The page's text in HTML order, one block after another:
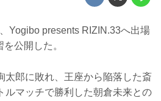
Yogibo presents RIZIN.33へ出場
公開した。
太郎に敗れ、王座から陥落した斎
ルマッチで勝利した朝倉未来との